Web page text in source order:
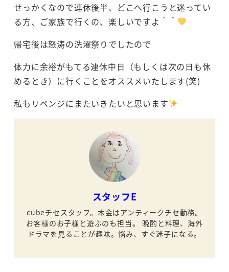
せっかくなので連休後半、どこへ行こうと迷ってい
る方、ご家族で行くの、楽しいですよ＾＾
帰宅後は怒涛の洗濯祭りでしたので
体力に余裕がもてる連休中日（もしくは次の日も休
めるとき）に行くことをオススメいたします(笑)
私もリベンジにまたいきたいと思います
スタッフE
cubeチセスタッフ。木金はアンティークチセ勤務。
お客様のお子様と遊ぶのも担当。
晩酌と料理、海外
ドラマを見ることが趣味。悩み、すぐ迷子になる。